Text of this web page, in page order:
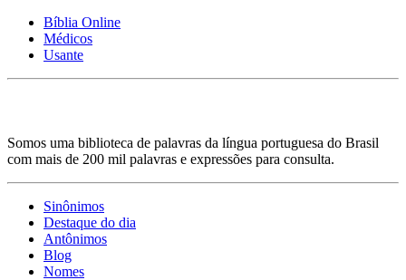
Bíblia Online
Médicos
Usante
Somos uma biblioteca de palavras da língua portuguesa do Brasil
com mais de 200 mil palavras e expressões para consulta.
Sinônimos
Destaque do dia
Antônimos
Blog
Nomes